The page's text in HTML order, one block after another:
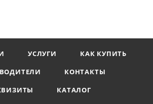
УСЛУГИ
КАК КУПИТЬ
КОНТАКТЫ
КАТАЛОГ